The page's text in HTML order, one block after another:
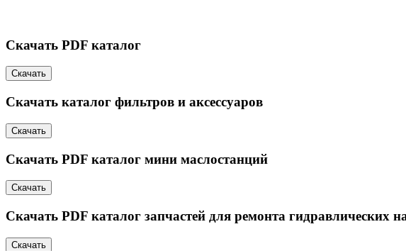
Скачать PDF каталог
Скачать
Скачать каталог фильтров и аксессуаров
Скачать
Скачать PDF каталог мини маслостанций
Скачать
Скачать PDF каталог запчастей для ремонта гидравлических
Скачать